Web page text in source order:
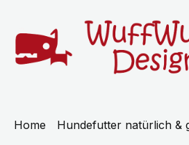
Home Hundefutter natürlich &